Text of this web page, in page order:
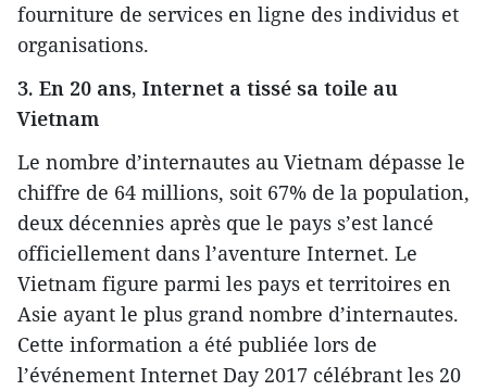
fourniture de services en ligne des individus et
organisations.
3. En 20 ans, Internet a tissé sa toile au
Vietnam
Le nombre d’internautes au Vietnam dépasse le
chiffre de 64 millions, soit 67% de la population,
deux décennies après que le pays s’est lancé
officiellement dans l’aventure Internet. Le
Vietnam figure parmi les pays et territoires en
Asie ayant le plus grand nombre d’internautes.
Cette information a été publiée lors de
l’événement Internet Day 2017 célébrant les 20